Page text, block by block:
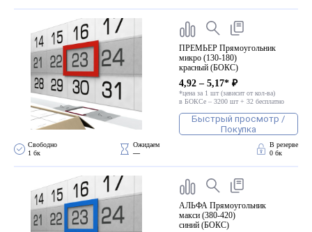
ПРЕМЬЕР Прямоугольник
микро (130-180)
красный (БОКС)
4,92 – 5,17* ₽
*цена за 1 шт (зависит от кол-ва)
в БОКСе – 3200 шт + 32 бесплатно
Быстрый просмотр /
Покупка
Свободно
1 бк
Ожидаем
—
В резерве
0 бк
АЛЬФА Прямоугольник
макси (380-420)
синий (БОКС)